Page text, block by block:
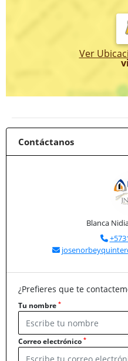
Ver
Contáctanos
Blanca
¿Prefieres que te
Tu nombre *
Correo electrónico *